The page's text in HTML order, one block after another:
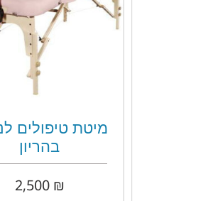
מיטת טיפולים
בהריון
₪
2,500